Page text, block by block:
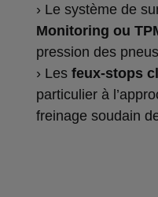
› Le système de
Monitoring ou
pression des
› Les feux-stops
particulier à
freinage soudain